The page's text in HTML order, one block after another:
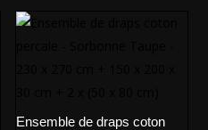
Ensemble de draps coton